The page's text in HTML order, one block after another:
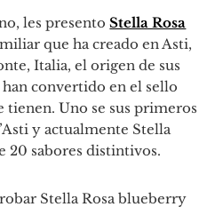
les presentoStella Rosa
que ha creado en Asti,
Italia, el origen de sus
han convertido en el sello
Uno se sus primeros
y actualmente Stella
20 sabores distintivos.
Stella Rosa blueberry